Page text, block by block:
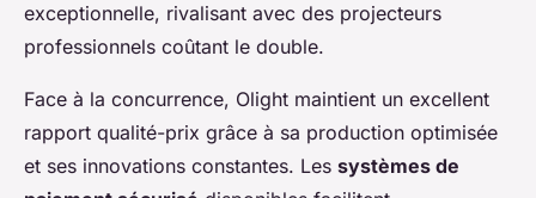
exceptionnelle, rivalisant avec des projecteurs
professionnels coûtant le double.
Face à la concurrence, Olight maintient un excellent
rapport qualité-prix grâce à sa production optimisée
et ses innovations constantes. Les systèmes de